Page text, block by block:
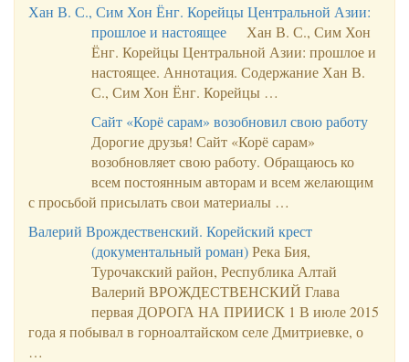
Хан В. С., Сим Хон Ёнг. Корейцы Центральной Азии:
прошлое и настоящее
Хан В. С., Сим Хон
Ёнг. Корейцы Центральной Азии: прошлое и
настоящее. Аннотация. Содержание Хан В.
С., Сим Хон Ёнг. Корейцы …
Сайт «Корё сарам» возобновил свою работу
Дорогие друзья! Сайт «Корё сарам»
возобновляет свою работу. Обращаюсь ко
всем постоянным авторам и всем желающим
с просьбой присылать свои материалы …
Валерий Врождественский. Корейский крест
(документальный роман)Река Бия,
Турочакский район, Республика Алтай
Валерий ВРОЖДЕСТВЕНСКИЙ Глава
первая ДОРОГА НА ПРИИСК 1 В июле 2015
года я побывал в горноалтайском селе Дмитриевке, о
…